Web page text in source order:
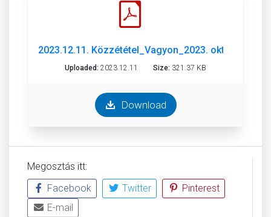
2023.12.11. Közzététel_Vagyon_2023. október.pdf
Uploaded: 2023.12.11 Size: 321.37 KB
Download
Megosztás itt:
Facebook
Twitter
Pinterest
E-mail